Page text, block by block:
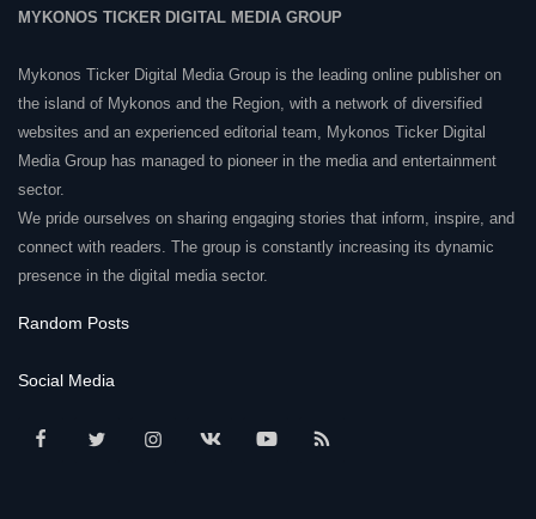
MYKONOS TICKER DIGITAL MEDIA GROUP
Mykonos Ticker Digital Media Group is the leading online publisher on
the island of Mykonos and the Region, with a network of diversified
websites and an experienced editorial team, Mykonos Ticker Digital
Media Group has managed to pioneer in the media and entertainment
sector.
We pride ourselves on sharing engaging stories that inform, inspire, and
connect with readers. The group is constantly increasing its dynamic
presence in the digital media sector.
Random Posts
Social Media